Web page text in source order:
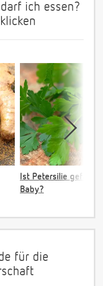
ich essen?
Ist Petersilie
Baby?
für die